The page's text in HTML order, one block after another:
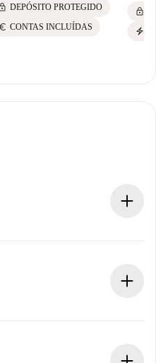
DEPÓSITO PROTEGIDO
CONTAS INCLUÍDAS
lock
electric_bolt
necessárias
o proprietário confirme.